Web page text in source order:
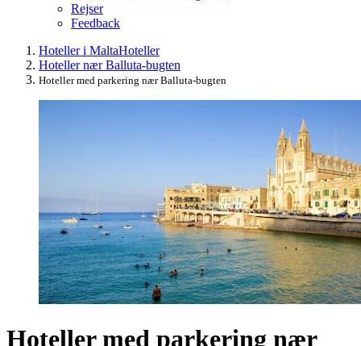
Rejser
Feedback
Hoteller i MaltaHoteller
Hoteller nær Balluta-bugten
Hoteller med parkering nær Balluta-bugten
Hoteller med parkering nær